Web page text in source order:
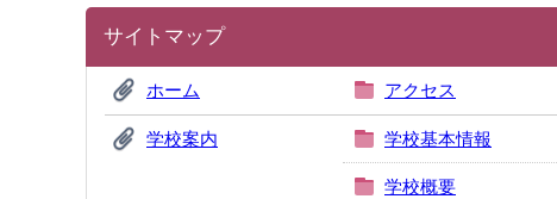
サイトマップ
ホーム アクセス
学校案内 学校基本情報
学校概要